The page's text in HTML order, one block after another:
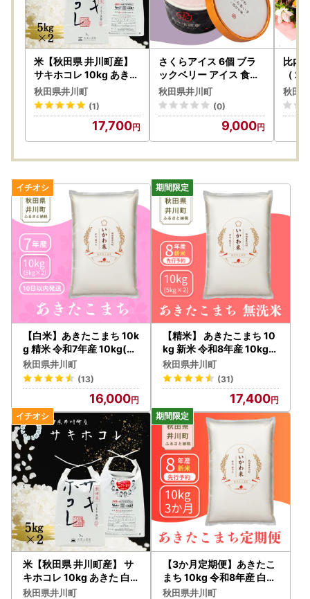
米【秋田県 井川町産】
サキホコレ 10kg あきた
白米 5kgx2袋
秋田県井川町
(1)
17,700
さくらアイス 6個 ブラ
ックベリー アイス 食べ
比べ 秋田県 井川町 (有)
佐々木商事
秋田県井川町
(0)
9,000
比内
（２
秋田
【白米】あきたこまち 10k
g 精米 令和7年産 10kg(5k
gx2袋) ブランド米
秋田県井川町
(13)
16,000
【精米】 あきたこまち 10
kg 新米 令和8年産 10kg(5
kgx2袋) ブランド米
秋田県井川町
(31)
17,400
米【秋田県 井川町産】 サ
キホコレ 10kg あきた 白
米 5kgx2袋
秋田県井川町
【3か月定期便】あきたこ
まち 10kg 令和8年産 白米
あきたこまち
秋田県井川町